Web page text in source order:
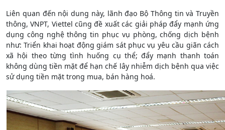
Liên quan đến nội dung này, lãnh đạo Bộ Thông tin và Truyền
thông, VNPT, Viettel cũng đề xuất các giải pháp đẩy mạnh ứng
dụng công nghệ thông tin phục vụ phòng, chống dịch bệnh
như: Triển khai hoạt động giám sát phục vụ yêu cầu giãn cách
xã hội theo từng tình huống cụ thể; đẩy mạnh thanh toán
không dùng tiền mặt để hạn chế lây nhiễm dịch bệnh qua việc
sử dụng tiền mặt trong mua, bán hàng hoá.